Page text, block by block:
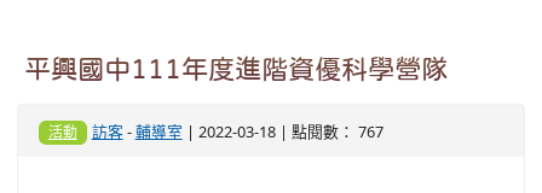
平興國中111年度進階資優科學營隊
活動 訪客-輔導室 | 2022-03-18 | 點閱數： 767